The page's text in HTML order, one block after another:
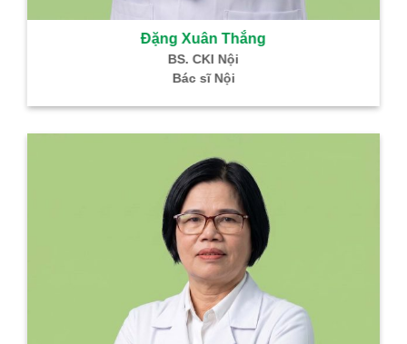
Đặng Xuân Thắng
BS. CKI Nội
Bác sĩ Nội